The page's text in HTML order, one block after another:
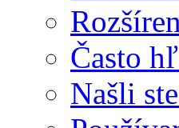
Často
Našli